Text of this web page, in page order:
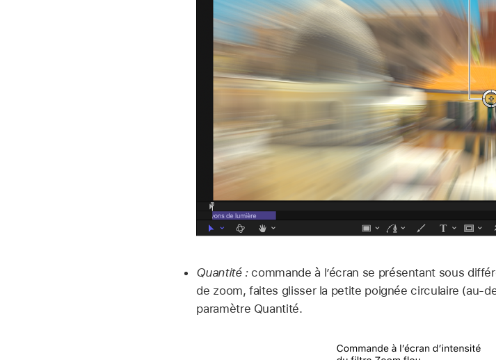
Quantité :commande à l’écran se présentant sous
de zoom, faites glisser la petite poignée circulaire (au-
paramètre Quantité.